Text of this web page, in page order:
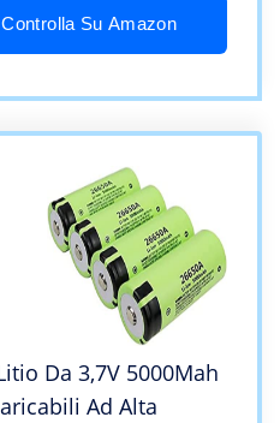
Controlla Su Amazon
Da 3,7V 5000Mah
Ad Alta